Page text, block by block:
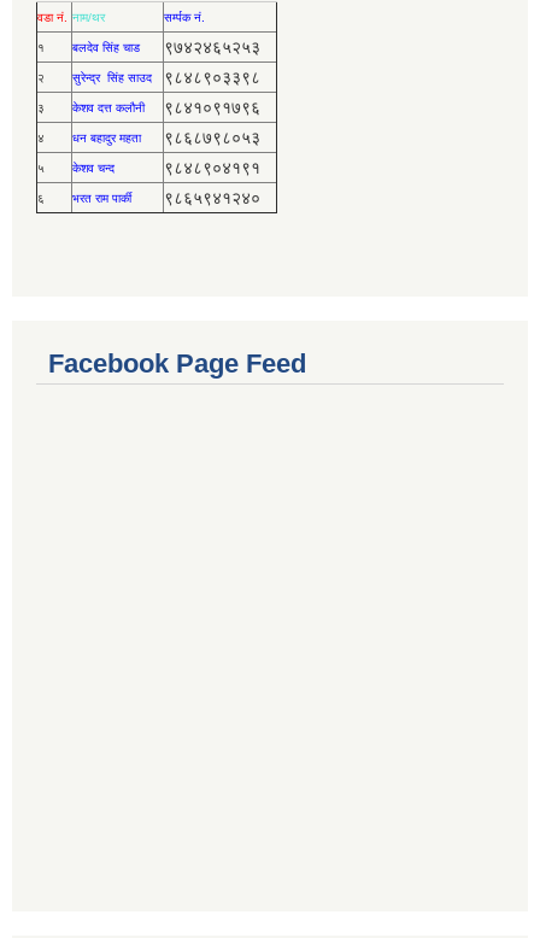
वडा नं. नाम/थर सर्म्पक नं.
१ बलदेव सिंह चाड ९७४२४६५२५३
२ सुरेन्द्र सिंह साउद ९८४८९०३३९८
३ केशव दत्त कलौनी ९८४१०९१७९६
४ धन बहादुर महता ९८६८७९८०५३
५ केशव चन्द ९८४८९०४१९१
६ भरत राम पार्की ९८६५९४१२४०
Facebook Page Feed